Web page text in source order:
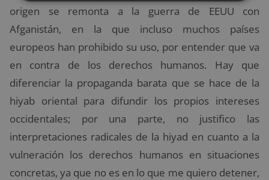
origen se remonta a la guerra de EEUU con
Afganistán, en la que incluso muchos países
europeos han prohibido su uso, por entender que va
en contra de los derechos humanos. Hay que
diferenciar la propaganda barata que se hace de la
hiyab oriental para difundir los propios intereses
occidentales; por una parte, no justifico las
interpretaciones radicales de la hiyad en cuanto a la
vulneración los derechos humanos en situaciones
concretas, ya que no es en lo que me quiero detener,